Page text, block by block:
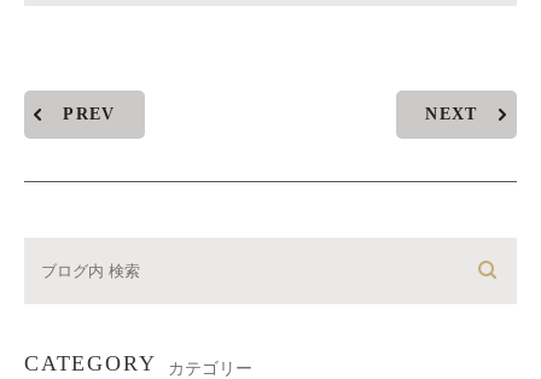
PREV NEXT
CATEGORY カテゴリー